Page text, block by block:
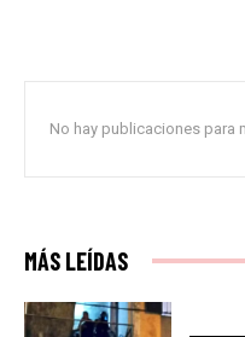
No hay publicaciones para
MÁS LEÍDAS